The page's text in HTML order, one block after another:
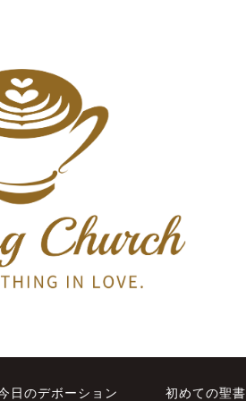
日のデボーション 初めての聖書